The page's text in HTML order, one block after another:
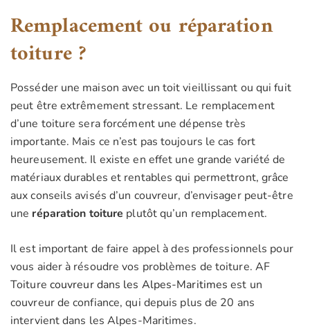
Remplacement ou réparation
toiture ?
Posséder une maison avec un toit vieillissant ou qui fuit
peut être extrêmement stressant. Le remplacement
d’une toiture sera forcément une dépense très
importante. Mais ce n’est pas toujours le cas fort
heureusement. Il existe en effet une grande variété de
matériaux durables et rentables qui permettront, grâce
aux conseils avisés d’un couvreur, d’envisager peut-être
une réparation toiture plutôt qu’un remplacement.
Il est important de faire appel à des professionnels pour
vous aider à résoudre vos problèmes de toiture. AF
Toiture couvreur dans les Alpes-Maritimesest un
couvreur de confiance, qui depuis plus de 20 ans
intervient dans les Alpes-Maritimes.